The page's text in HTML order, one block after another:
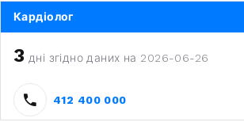
Кардіолог
3 дні згідно даних на 2026-06-26
412 400 000